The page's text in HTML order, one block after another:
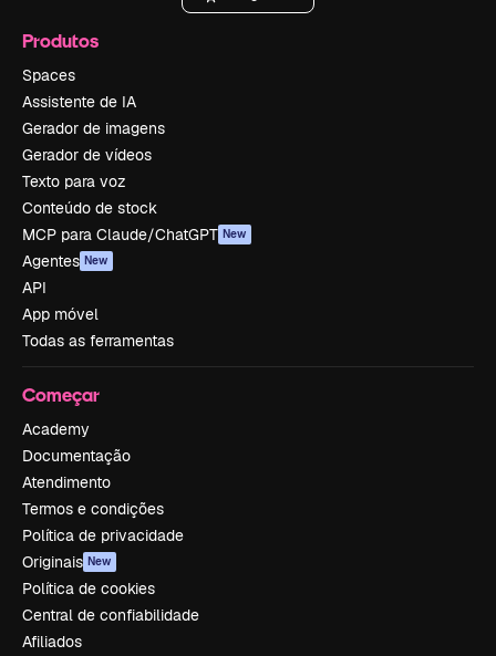
Produtos
Spaces
Assistente de IA
Gerador de imagens
Gerador de vídeos
Texto para voz
Conteúdo de stock
MCP para Claude/ChatGPT New
Agentes New
API
App móvel
Todas as ferramentas
Começar
Academy
Documentação
Atendimento
Termos e condições
Política de privacidade
Originais New
Política de cookies
Central de confiabilidade
Afiliados